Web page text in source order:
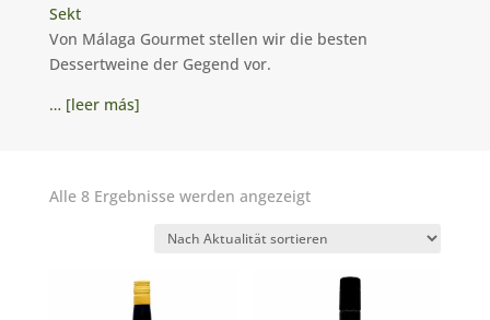
Sekt
Von Málaga Gourmet stellen wir die besten
Dessertweine der Gegend vor.
… [leer más]
Alle 8 Ergebnisse werden angezeigtNach
sortiert